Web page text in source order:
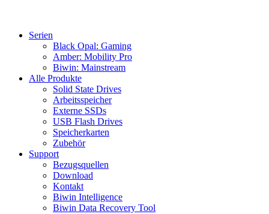
Serien
Black Opal: Gaming
Amber: Mobility Pro
Biwin: Mainstream
Alle Produkte
Solid State Drives
Arbeitsspeicher
Externe SSDs
USB Flash Drives
Speicherkarten
Zubehör
Support
Bezugsquellen
Download
Kontakt
Biwin Intelligence
Biwin Data Recovery Tool